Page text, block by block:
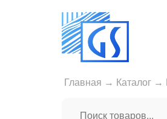
Главная → Каталог →